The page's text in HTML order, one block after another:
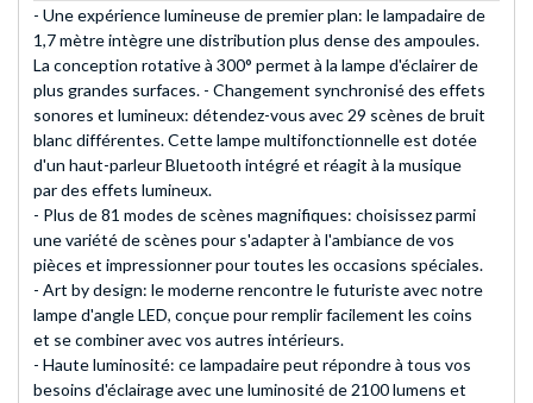
- Une expérience lumineuse de premier plan: le lampadaire de
1,7 mètre intègre une distribution plus dense des ampoules.
La conception rotative à 300° permet à la lampe d'éclairer de
plus grandes surfaces. - Changement synchronisé des effets
sonores et lumineux: détendez-vous avec 29 scènes de bruit
blanc différentes. Cette lampe multifonctionnelle est dotée
d'un haut-parleur Bluetooth intégré et réagit à la musique
par des effets lumineux.
- Plus de 81 modes de scènes magnifiques: choisissez parmi
une variété de scènes pour s'adapter à l'ambiance de vos
pièces et impressionner pour toutes les occasions spéciales.
- Art by design: le moderne rencontre le futuriste avec notre
lampe d'angle LED, conçue pour remplir facilement les coins
et se combiner avec vos autres intérieurs.
- Haute luminosité: ce lampadaire peut répondre à tous vos
besoins d'éclairage avec une luminosité de 2100 lumens et